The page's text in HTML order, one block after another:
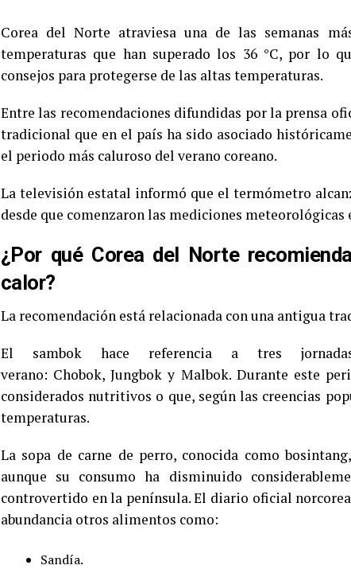
Corea del Norte atraviesa una de las semanas
temperaturas que han superado los 36 °C, por lo
consejos para protegerse de las altas temperaturas.
Entre las recomendaciones difundidas por la prensa
tradicional que en el país ha sido asociado
el periodo más caluroso del verano coreano.
La televisión estatal informó que el termómetro
desde que comenzaron las mediciones meteorológicas
¿Por qué Corea del Norte
calor?
La recomendación está relacionada con una antigua
El sambok hace referencia a tres
verano: Chobok, Jungbok y Malbok. Durante este
considerados nutritivos o que, según las creencias
temperaturas.
La sopa de carne de perro, conocida como
aunque su consumo ha disminuido
controvertido en la península. El diario oficial
abundancia otros alimentos como:
Sandía.